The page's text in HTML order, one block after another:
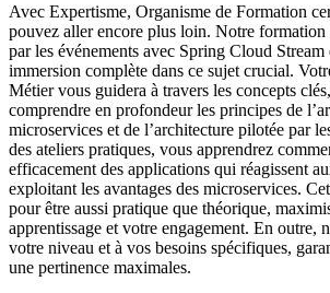
Avec Expertisme, Organisme de Formation
pouvez aller encore plus loin. Notre formation
par les événements avec Spring Cloud
immersion complète dans ce sujet crucial.
Métier vous guidera à travers les concepts
comprendre en profondeur les principes de
microservices et de l’architecture pilotée par
des ateliers pratiques, vous apprendrez
efficacement des applications qui réagissent
exploitant les avantages des microservices.
pour être aussi pratique que théorique,
apprentissage et votre engagement. En outre,
votre niveau et à vos besoins spécifiques,
une pertinence maximales.